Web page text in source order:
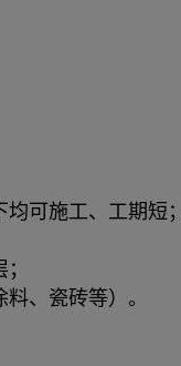
可施工、工期短；
、瓷砖等）。